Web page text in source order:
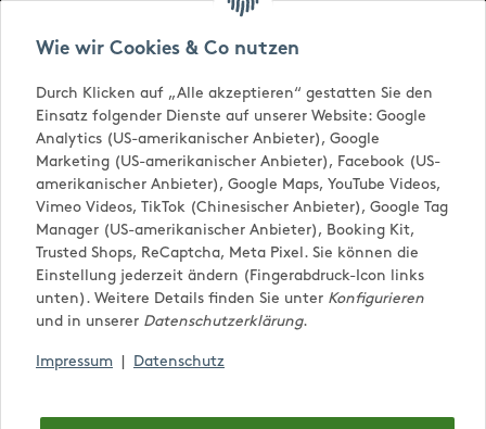
Versandkostenfrei ab € 65,-
0,00 €
Wie wir Cookies & Co nutzen
Durch Klicken auf „Alle akzeptieren“ gestatten Sie den
Einsatz folgender Dienste auf unserer Website: Google
Analytics (US-amerikanischer Anbieter), Google
Marketing (US-amerikanischer Anbieter), Facebook (US-
amerikanischer Anbieter), Google Maps, YouTube Videos,
Vimeo Videos, TikTok (Chinesischer Anbieter), Google Tag
Manager (US-amerikanischer Anbieter), Booking Kit,
Trusted Shops, ReCaptcha, Meta Pixel. Sie können die
Einstellung jederzeit ändern (Fingerabdruck-Icon links
unten). Weitere Details finden Sie unter Konfigurieren
und in unserer Datenschutzerklärung.
Impressum Datenschutz